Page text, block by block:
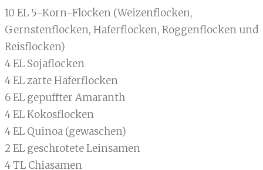
10 EL 5-Korn-Flocken (Weizenflocken,
Gernstenflocken, Haferflocken, Roggenflocken und
Reisflocken)
4 EL Sojaflocken
4 EL zarte Haferflocken
6 EL gepuffter Amaranth
4 EL Kokosflocken
4 EL Quinoa (gewaschen)
2 EL geschrotete Leinsamen
4 TL Chiasamen